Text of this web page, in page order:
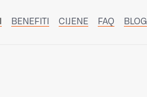
BENEFITI CIJENE FAQ BLOG